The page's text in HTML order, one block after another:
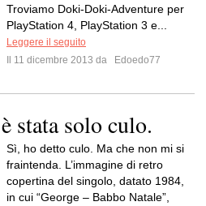
Troviamo Doki-Doki-Adventure per
PlayStation 4, PlayStation 3 e...
Leggere il seguito
Il 11 dicembre 2013 da
Edoedo77
stata solo culo.
Sì, ho detto culo. Ma che non mi si
fraintenda. L’immagine di retro
copertina del singolo, datato 1984,
in cui “George – Babbo Natale”,